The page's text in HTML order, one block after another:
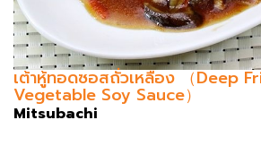
เต้าหู้ทอดซอสถั่วเหลือง （Deep
Vegetable Soy Sauce）
Mitsubachi